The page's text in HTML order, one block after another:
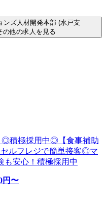
ンズ人材開発本部 (水戸支
の他の求人を見る
◎積極採用中◎【食事補助
ルフレジで簡単接客◎マ
も安心！積極採用中
円〜